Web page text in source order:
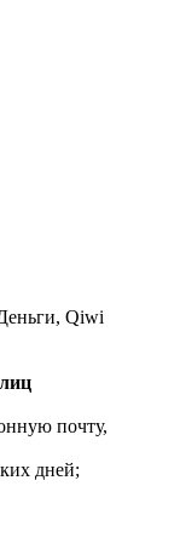
Qiwi
почту,
дней;